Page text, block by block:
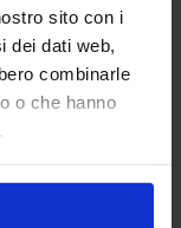
sito con i
dei dati web,
combinarle
o che hanno